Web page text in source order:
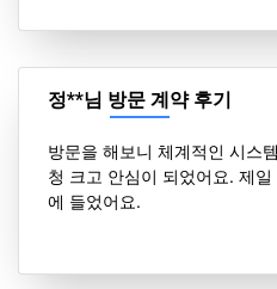
정**님 방문 계약 후기
방문을 해보니 체계적인 시스
청 크고 안심이 되었어요. 제
에 들었어요.